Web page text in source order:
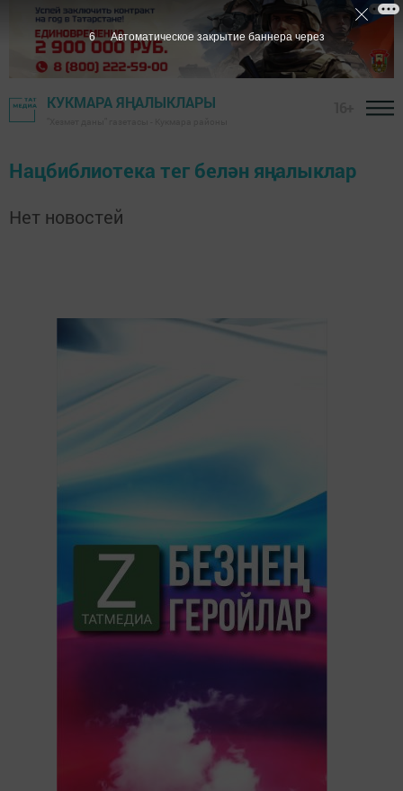
КУКМАРА ЯҢАЛЫКЛАРЫ
Нацбиблиотека тег белән яңалыклар
Нет новостей
6 Автоматическое закрытие баннера через